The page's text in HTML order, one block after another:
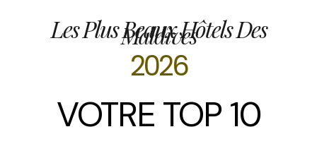
Les Plus Beaux Hôtels Des
Maldives
2026
VOTRE TOP 10